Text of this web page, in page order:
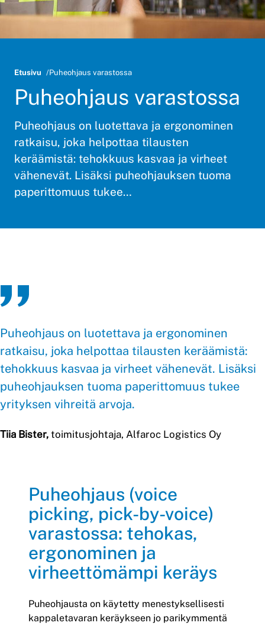
Etusivu Puheohjaus varastossa
Puheohjaus varastossa
Puheohjaus on luotettava ja ergonominen
ratkaisu, joka helpottaa tilausten
keräämistä: tehokkuus kasvaa ja virheet
vähenevät. Lisäksi puheohjauksen tuoma
paperittomuus tukee…
Puheohjaus on luotettava ja ergonominen
ratkaisu, joka helpottaa tilausten keräämistä:
tehokkuus kasvaa ja virheet vähenevät. Lisäksi
puheohjauksen tuoma paperittomuus tukee
yrityksen vihreitä arvoja.
Tiia Bister, toimitusjohtaja, Alfaroc Logistics Oy
Puheohjaus (voice
picking, pick-by-voice)
varastossa: tehokas,
ergonominen ja
virheettömämpi keräys
Puheohjausta on käytetty menestyksellisesti
kappaletavaran keräykseen jo parikymmentä